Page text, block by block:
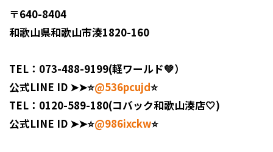
〒640-8404
和歌山県和歌山市湊1820-160
TEL：073-488-9199(軽ワールド💚）
公式LINE ID ➤➤⭐️@536pcujd⭐️
TEL：0120-589-180(コバック和歌山湊店🤍)
公式LINE ID ➤➤⭐️@986ixckw⭐️